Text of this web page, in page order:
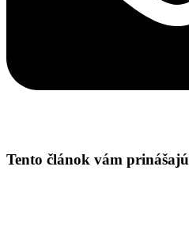
Tento článok vám prinášajú